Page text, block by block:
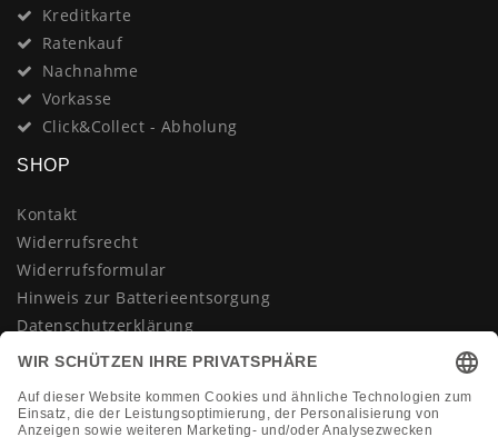
Kreditkarte
Ratenkauf
Nachnahme
Vorkasse
Click&Collect - Abholung
SHOP
Kontakt
Widerrufsrecht
Widerrufsformular
Hinweis zur Batterieentsorgung
Datenschutzerklärung
AGB
Vertrag widerrufen